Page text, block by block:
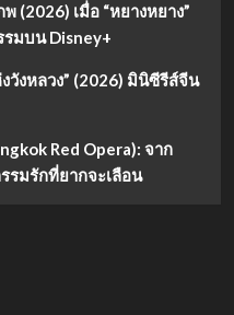
(2026) เมื่อ “หยางหยาง”
มบน Disney+
วังหลวง” (2026) มินิซีรีส์จีน
Red Opera): จาก
รมรักที่ยากจะเลือน